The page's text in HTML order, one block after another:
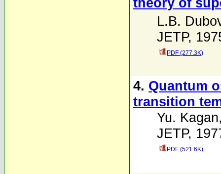
L.B.
JETP,
PDF (277.3K)
4. Quantum
transition
Yu. Kagan
JETP,
PDF (521.6K)